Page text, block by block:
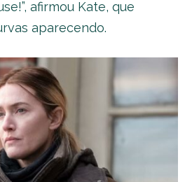
afirmou Kate, que
aparecendo.